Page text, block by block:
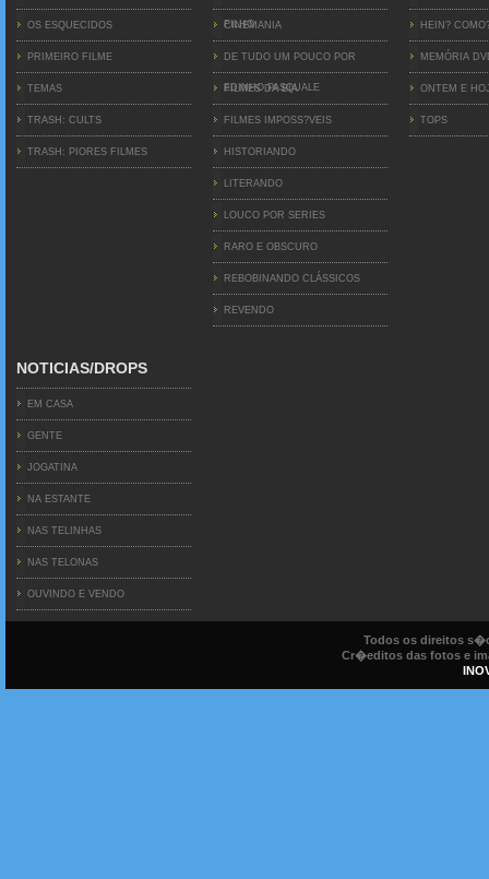
OS ESQUECIDOS
PRIMEIRO FILME
TEMAS
TRASH: CULTS
TRASH: PIORES FILMES
FILHO
CINEMANIA
DE TUDO UM POUCO POR
EDINHO PASQUALE
FILMES DA BIA
FILMES IMPOSS?VEIS
HISTORIANDO
LITERANDO
LOUCO POR SERIES
RARO E OBSCURO
REBOBINANDO CLÁSSICOS
REVENDO
HEIN?
MEMÓRIA
ONTEM E
TOPS
NOTICIAS/DROPS
EM CASA
GENTE
JOGATINA
NA ESTANTE
NAS TELINHAS
NAS TELONAS
OUVINDO E VENDO
Todos os direitos
Cr�editos das fotos e